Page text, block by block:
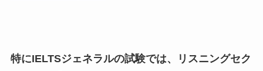
特にIELTSジェネラルの試験では、リスニングセク